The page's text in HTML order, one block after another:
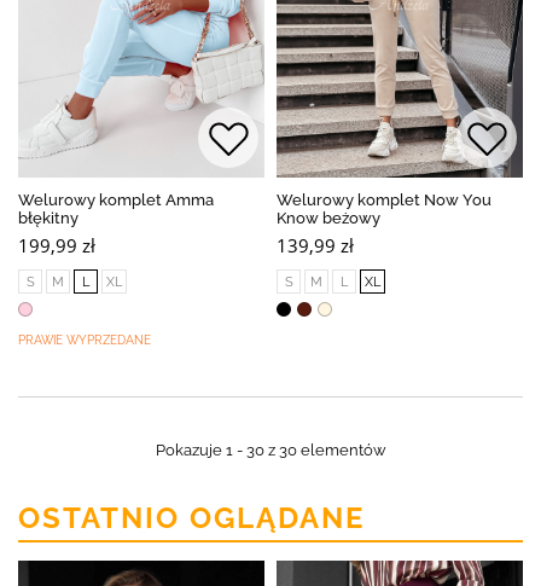
Welurowy komplet Amma
błękitny
199,99 zł
S M L XL
PRAWIE WYPRZEDANE
Welurowy komplet Now You
Know beżowy
139,99 zł
S M L XL
Pokazuje 1 - 30 z 30 elementów
OSTATNIO OGLĄDANE